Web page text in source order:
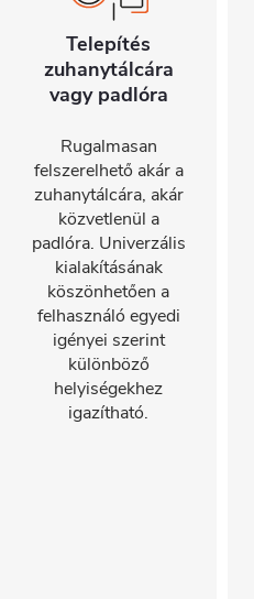
Telepítés
zuhanytálcára
vagy padlóra
Rugalmasan
felszerelhető akár a
zuhanytálcára, akár
közvetlenül a
padlóra. Univerzális
kialakításának
köszönhetően a
felhasználó egyedi
igényei szerint
különböző
helyiségekhez
igazítható.